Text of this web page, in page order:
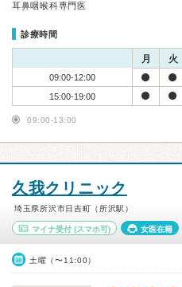
耳鼻咽喉科専門医
診療時間
月 火
09:00-12:00
15:00-19:00
09:00-13:00
久我クリニック
埼玉県所沢市日吉町（所沢駅）
マイナ受付 (スマホ可) 女医在籍
土曜（〜11:00）